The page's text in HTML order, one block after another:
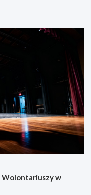
Wolontariuszy w